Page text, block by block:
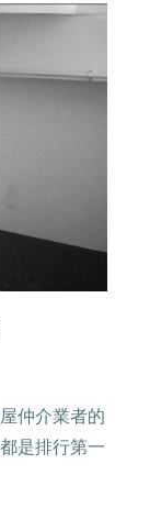
仲介業者的
是排行第一